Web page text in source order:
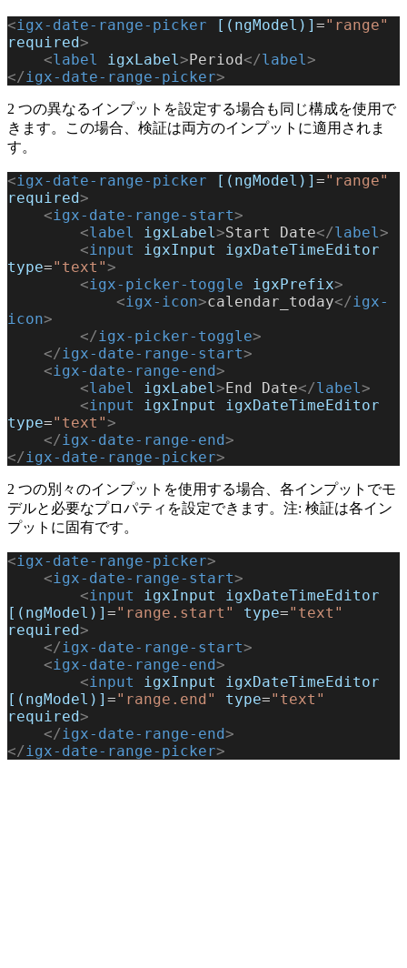
<igx-date-range-picker [(ngModel)] ="range"
required>
    <
label igxLabel> Period </label>
</igx-date-range-picker>
2 つの異なるインプットを設定する場合も同じ構成を使用で
きます。この場合、検証は両方のインプットに適用されま
す。
<igx-date-range-picker [(ngModel)] ="range"
required>
    <
igx-date-range-start>
        <
label igxLabel>Start Date</label>
        <
input igxInput
igxDateTimeEditor
type="text">
        <
igx-picker-toggle igxPrefix>
            <
igx-icon>calendar_today</igx-
icon>
        </
igx-picker-toggle>
    </
igx-date-range-start>
    <
igx-date-range-end>
        <
label igxLabel> End Date</label>
        <
input igxInput
igxDateTimeEditor
type="text">
    </
igx-date-range-end>
</igx-date-range-picker>
2 つの別々のインプットを使用する場合、各インプットでモ
デルと必要なプロパティを設定できます。注: 検証は各イン
プットに固有です。
<igx-date-range-picker>
    <
igx-date-range-start>
        <
input igxInput
igxDateTimeEditor
[(ngModel)] ="range.start" type="text"
required>
    </
igx-date-range-start>
    <
igx-date-range-end>
        <
input igxInput
igxDateTimeEditor
[(ngModel)] ="range.end" type="text"
required>
    </
igx-date-range-end>
</igx-date-range-picker>